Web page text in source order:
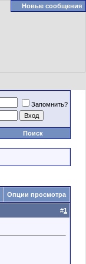
Новые сообщения
Запомнить?
Поиск
Опции просмотра
#1